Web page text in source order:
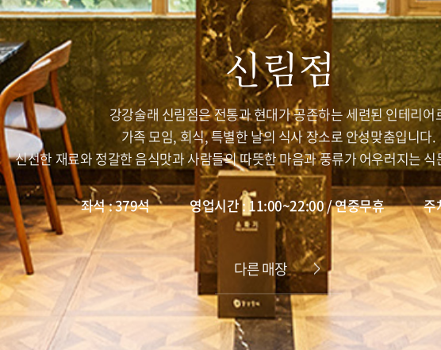
신림점
강강술래 신림점은 전통과 현대가 공존하는 세련된 인테리어
가족 모임, 회식, 특별한 날의 식사 장소로 안성맞춤입니다.
신선한 재료와 정갈한 음식맛과 사람들의 따뜻한 마음과 풍류가 어우러지는
좌석 : 379석 영업시간 : 11:00~22:00 / 연중무휴 주
다른 매장